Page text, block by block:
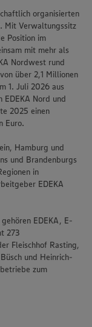
organisierten
Mit Verwaltungssitz
Position im
mit mehr als
Nordwest rund
über 2,1 Millionen
1. Juli 2026 aus
EDEKA Nord und
2025 einen
Euro.
Hamburg und
und Brandenburgs
in
EDEKA
EDEKA, E-
273
Fleischhof Rasting,
und Heinrich-
zum